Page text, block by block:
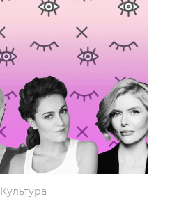
Культура